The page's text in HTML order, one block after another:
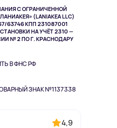
С ОГРАНИЧЕННОЙ
(LANIAKEA LLC)
63746 КПП 231087001
НА УЧЁТ 2310 —
№ 2 ПО Г. КРАСНОДАРУ
В ФНС РФ
ЗНАК №1137338
4,9